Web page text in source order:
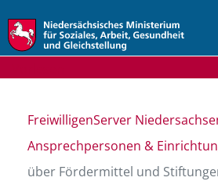
FreiwilligenServer
Ansprechpersonen &
über Fördermittel und